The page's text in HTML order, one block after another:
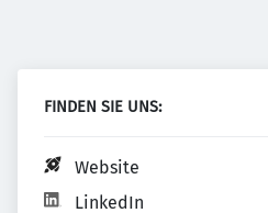
FINDEN SIE UNS:
Website
LinkedIn